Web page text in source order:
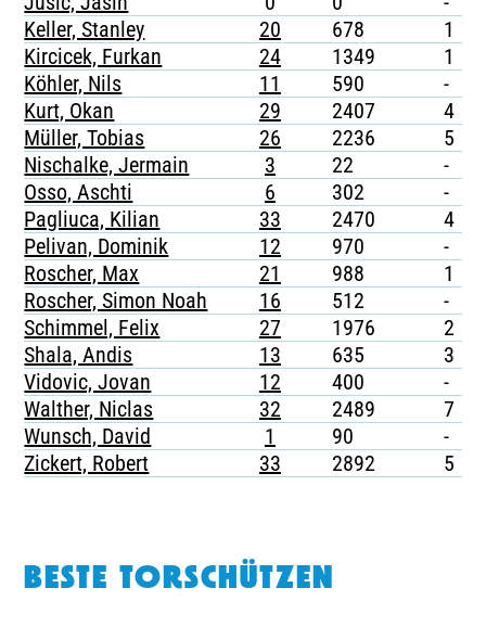
Keller, Stanley
20 678 1
Kircicek, Furkan
24 1349 1
Köhler, Nils
11 590 -
Kurt, Okan
29 2407 4
Müller, Tobias
26 2236 5
Nischalke, Jermain
3 22 -
Osso, Aschti
6 302 -
Pagliuca, Kilian
33 2470 4
Pelivan, Dominik
12 970 -
Roscher, Max
21 988 1
Roscher, Simon Noah
16 512 -
Schimmel, Felix
27 1976 2
Shala, Andis
13 635 3
Vidovic, Jovan
12 400 -
Walther, Niclas
32 2489 7
Wunsch, David
1 90 -
Zickert, Robert
33 2892 5
BESTE TORSCHÜTZEN